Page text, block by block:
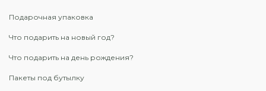
Подарочная упаковка
Что подарить на новый год?
Что подарить на день рождения?
Пакеты под бутылку